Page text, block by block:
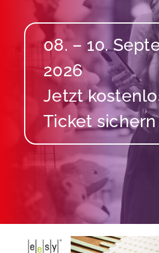
08. – 10.
2026